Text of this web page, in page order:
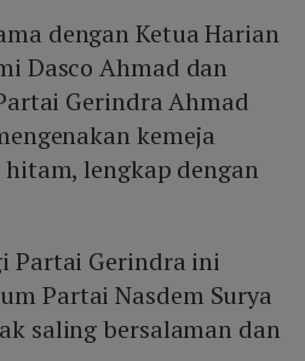
dengan Ketua Harian
Dasco Ahmad dan
Gerindra Ahmad
kemeja
lengkap dengan
Partai Gerindra ini
Partai Nasdem Surya
saling bersalaman dan